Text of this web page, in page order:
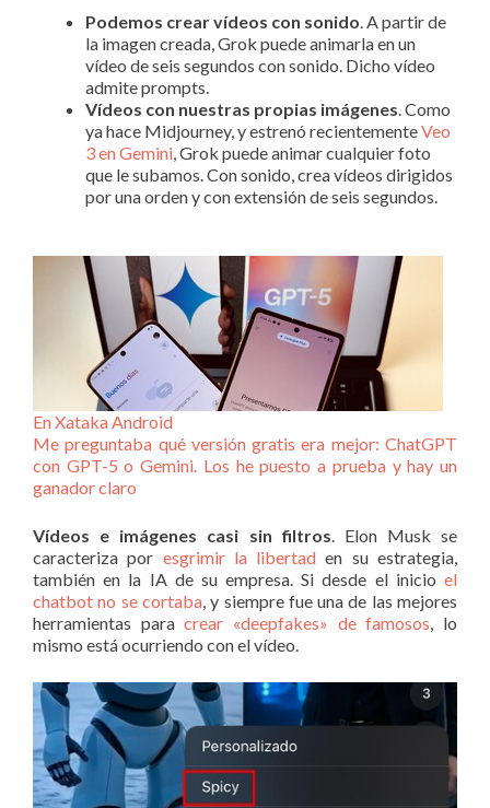
Podemos crear vídeos con sonido. A partir de
la imagen creada, Grok puede animarla en un
vídeo de seis segundos con sonido. Dicho vídeo
admite prompts.
Vídeos con nuestras propias imágenes. Como
ya hace Midjourney, y estrenó recientementeVeo
3 en Gemini, Grok puede animar cualquier foto
que le subamos. Con sonido, crea vídeos dirigidos
por una orden y con extensión de seis segundos.
En Xataka Android
Me preguntaba qué versión gratis era mejor: ChatGPT
con GPT-5 o Gemini. Los he puesto a prueba y hay un
ganador claro
Vídeos e imágenes casi sin filtros. Elon Musk se
caracteriza por esgrimir la libertad en su estrategia,
también en la IA de su empresa. Si desde el inicio el
chatbot no se cortaba, y siempre fue una de las mejores
herramientas paracrear «deepfakes» de famosos, lo
mismo está ocurriendo con el vídeo.